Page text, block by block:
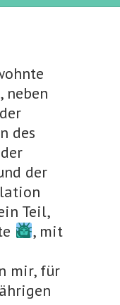
neben
des
der
Teil,
, mit
mir, für